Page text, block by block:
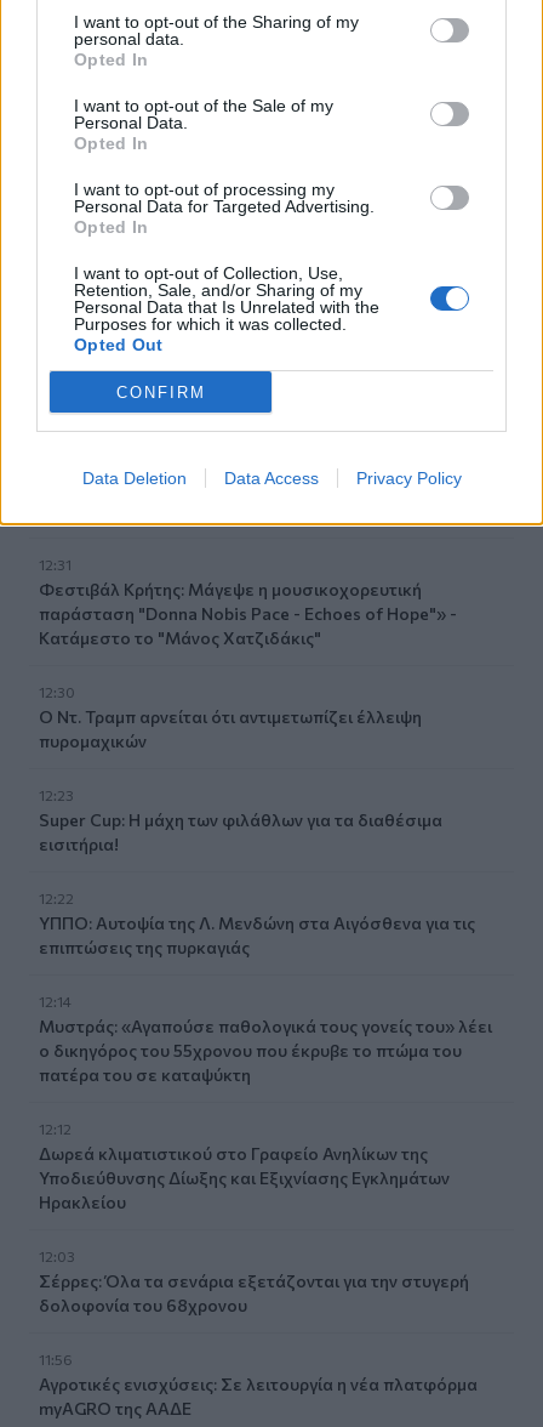
I want to opt-out of the Sharing of my
personal data.
Opted In
I want to opt-out of the Sale of my
Personal Data.
Opted In
I want to opt-out of processing my
Personal Data for Targeted Advertising.
Opted In
I want to opt-out of Collection, Use,
Retention, Sale, and/or Sharing of my
Personal Data that Is Unrelated with the
Purposes for which it was collected.
Opted Out
CONFIRM
Data Deletion Data Access Privacy Policy
Γίνε ο ρεπόρτερ του CRETALIVE
Ροή ειδήσεων Δημοφιλή
Κλίμα συγκίνησης στην κηδεία του Λάκη Χαλκιά
ΕΧΠ-ΒΕ: Το «Ενιαίο Πλαίσιο» που Κατακερματίζει τη
Βιομηχανία - Η σημασία των παρεμβάσεων του ΠΑΣΕΒΙΠΕ
Το Μουσείο Μόδας στο Μπαθ έλαβε 7,2 εκ. λίρες για τη
12:31
Φεστιβάλ Κρήτης: Μάγεψε η μουσικοχορευτική
παράσταση "Donna Nobis Pace - Echoes of Hope"» -
Κατάμεστο το "Μάνος Χατζιδάκις"
12:30
Ο Ντ. Τραμπ αρνείται ότι αντιμετωπίζει έλλειψη
πυρομαχικών
12:23
Super Cup: Η μάχη των φιλάθλων για τα διαθέσιμα
εισιτήρια!
12:22
ΥΠΠΟ: Αυτοψία της Λ. Μενδώνη στα Αιγόσθενα για τις
επιπτώσεις της πυρκαγιάς
12:14
Μυστράς: «Αγαπούσε παθολογικά τους γονείς του» λέει
ο δικηγόρος του 55χρονου που έκρυβε το πτώμα του
πατέρα του σε καταψύκτη
12:12
Δωρεά κλιματιστικού στο Γραφείο Ανηλίκων της
Υποδιεύθυνσης Δίωξης και Εξιχνίασης Εγκλημάτων
Ηρακλείου
12:03
Σέρρες: Όλα τα σενάρια εξετάζονται για την στυγερή
δολοφονία του 68χρονου
11:56
Αγροτικές ενισχύσεις: Σε λειτουργία η νέα πλατφόρμα
myAGRO της ΑΑΔΕ